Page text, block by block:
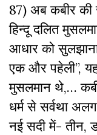
87) अब कबीर की
हिन्दू दलित
आधार को
एक और पहेली’’,
मुसलमान थे,…
धर्म से सर्वथा
नई सदी में- तीन,